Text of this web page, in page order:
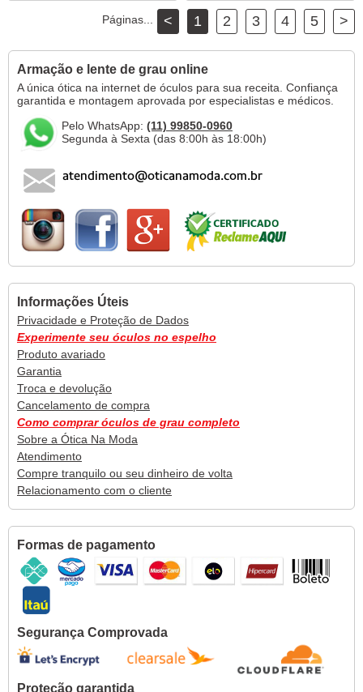
Páginas... < 1 2 3 4 5 >
Armação e lente de grau online
A única ótica na internet de óculos para sua receita. Confiança
garantida e montagem aprovada por especialistas e médicos.
Pelo WhatsApp: (11) 99850-0960
Segunda à Sexta (das 8:00h às 18:00h)
Informações Úteis
Privacidade e Proteção de Dados
Experimente seu óculos no espelho
Produto avariado
Garantia
Troca e devolução
Cancelamento de compra
Como comprar óculos de grau completo
Sobre a Ótica Na Moda
Atendimento
Compre tranquilo ou seu dinheiro de volta
Relacionamento com o cliente
Formas de pagamento
Segurança Comprovada
Proteção garantida